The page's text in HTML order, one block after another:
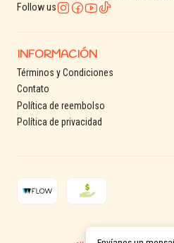
Follow us
INFORMACIÓN
Términos y Condiciones
Contato
Política de reembolso
Política de privacidad